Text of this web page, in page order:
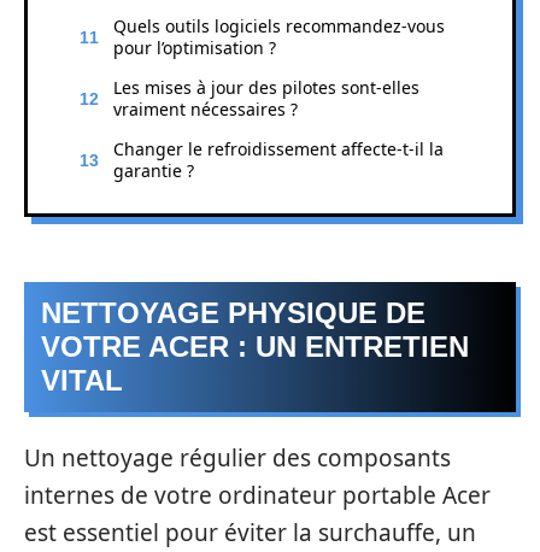
Quels outils logiciels recommandez-vous
pour l’optimisation ?
Les mises à jour des pilotes sont-elles
vraiment nécessaires ?
Changer le refroidissement affecte-t-il la
garantie ?
NETTOYAGE PHYSIQUE DE
VOTRE ACER : UN ENTRETIEN
VITAL
Un nettoyage régulier des composants
internes de votre ordinateur portable Acer
est essentiel pour éviter la surchauffe, un